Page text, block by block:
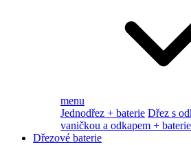
menu
Jednodřez + baterie Dřez s
vaničkou a odkapem + baterie
Dřezové baterie